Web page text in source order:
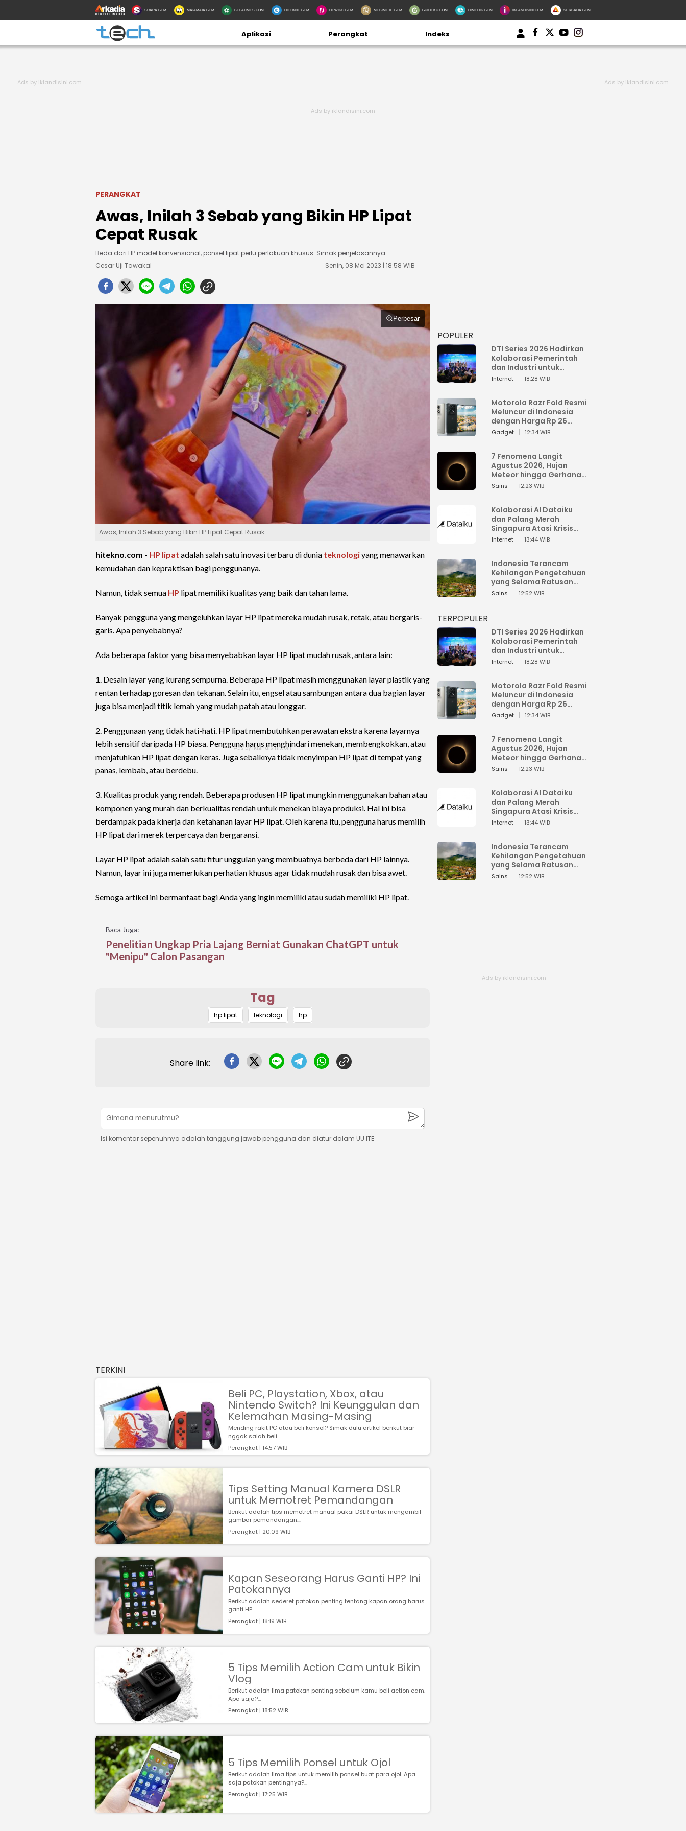
SUARA.COM MATAMATA.COM BOLATIMES.COM HITEKNO.COM DEWIKU.COM MOBIMOTO.COM GUIDEKU.COM HIMEDIK.COM IKLANDISINI.COM SERBADA.COM
Aplikasi Perangkat Indeks
PERANGKAT
Awas, Inilah 3 Sebab yang Bikin HP Lipat
Cepat Rusak
Beda dari HP model konvensional, ponsel lipat perlu perlakuan khusus. Simak penjelasannya.
Cesar Uji Tawakal
Senin, 08 Mei 2023 | 18:58 WIB
Perbesar
Awas, Inilah 3 Sebab yang Bikin HP Lipat Cepat Rusak
hitekno.com - HP lipat adalah salah satu inovasi terbaru di dunia teknologiyang menawarkan
kemudahan dan kepraktisan bagi penggunanya.
Namun, tidak semua HP lipat memiliki kualitas yang baik dan tahan lama.
Banyak pengguna yang mengeluhkan layar HP lipat mereka mudah rusak, retak, atau bergaris-
garis. Apa penyebabnya?
Ada beberapa faktor yang bisa menyebabkan layar HP lipat mudah rusak, antara lain:
1. Desain layar yang kurang sempurna. Beberapa HP lipat masih menggunakan layar plastik yang
rentan terhadap goresan dan tekanan. Selain itu, engsel atau sambungan antara dua bagian layar
juga bisa menjadi titik lemah yang mudah patah atau longgar.
2. Penggunaan yang tidak hati-hati. HP lipat membutuhkan perawatan ekstra karena layarnya
lebih sensitif daripada HP biasa. Pengguna harus menghindari menekan, membengkokkan, atau
menjatuhkan HP lipat dengan keras. Juga sebaiknya tidak menyimpan HP lipat di tempat yang
panas, lembab, atau berdebu.
3. Kualitas produk yang rendah. Beberapa produsen HP lipat mungkin menggunakan bahan atau
komponen yang murah dan berkualitas rendah untuk menekan biaya produksi. Hal ini bisa
berdampak pada kinerja dan ketahanan layar HP lipat. Oleh karena itu, pengguna harus memilih
HP lipat dari merek terpercaya dan bergaransi.
Layar HP lipat adalah salah satu fitur unggulan yang membuatnya berbeda dari HP lainnya.
Namun, layar ini juga memerlukan perhatian khusus agar tidak mudah rusak dan bisa awet.
Semoga artikel ini bermanfaat bagi Anda yang ingin memiliki atau sudah memiliki HP lipat.
Baca Juga:
Penelitian Ungkap Pria Lajang Berniat Gunakan ChatGPT untuk
"Menipu" Calon Pasangan
Tag
hp lipat teknologi hp
Share link:
Isi komentar sepenuhnya adalah tanggung jawab pengguna dan diatur dalam UU ITE
TERKINI
Beli PC, Playstation, Xbox, atau
Nintendo Switch? Ini Keunggulan dan
Kelemahan Masing-Masing
Mending rakit PC atau beli konsol? Simak dulu artikel berikut biar
nggak salah beli....
Perangkat | 14:57 WIB
Tips Setting Manual Kamera DSLR
untuk Memotret Pemandangan
Berikut adalah tips memotret manual pakai DSLR untuk mengambil
gambar pemandangan....
Perangkat | 20:09 WIB
Kapan Seseorang Harus Ganti HP? Ini
Patokannya
Berikut adalah sederet patokan penting tentang kapan orang harus
ganti HP....
Perangkat | 18:19 WIB
5 Tips Memilih Action Cam untuk Bikin
Vlog
Berikut adalah lima patokan penting sebelum kamu beli action cam.
Apa saja?...
Perangkat | 18:52 WIB
5 Tips Memilih Ponsel untuk Ojol
Berikut adalah lima tips untuk memilih ponsel buat para ojol. Apa
saja patokan pentingnya?...
Perangkat | 17:25 WIB
POPULER
DTI Series 2026 Hadirkan
Kolaborasi Pemerintah
dan Industri untuk
Percepatan
Internet 18:28 WIB
Motorola Razr Fold Resmi
Meluncur di Indonesia
dengan Harga Rp 26
Jutaan
Gadget 12:34 WIB
7 Fenomena Langit
Agustus 2026, Hujan
Meteor hingga Gerhana
Matahari
Sains 12:23 WIB
Kolaborasi AI Dataiku
dan Palang Merah
Singapura Atasi Krisis
Bencana
Internet 13:44 WIB
Indonesia Terancam
Kehilangan Pengetahuan
yang Selama Ratusan
Tahun Menjaga Alam
Sains 12:52 WIB
TERPOPULER
DTI Series 2026 Hadirkan
Kolaborasi Pemerintah
dan Industri untuk
Percepatan
Internet 18:28 WIB
Motorola Razr Fold Resmi
Meluncur di Indonesia
dengan Harga Rp 26
Jutaan
Gadget 12:34 WIB
7 Fenomena Langit
Agustus 2026, Hujan
Meteor hingga Gerhana
Matahari
Sains 12:23 WIB
Kolaborasi AI Dataiku
dan Palang Merah
Singapura Atasi Krisis
Bencana
Internet 13:44 WIB
Indonesia Terancam
Kehilangan Pengetahuan
yang Selama Ratusan
Tahun Menjaga Alam
Sains 12:52 WIB